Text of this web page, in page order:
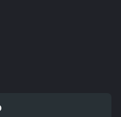
Linkedin